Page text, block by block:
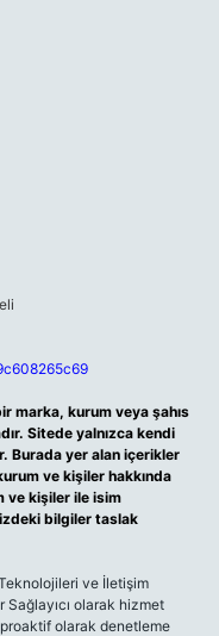
marka, kurum veya şahıs
Sitede yalnızca kendi
Burada yer alan içerikler
ve kişiler hakkında
ve kişiler ile isim
bilgiler taslak
ve İletişim
Sağlayıcı olarak hizmet
olarak denetleme